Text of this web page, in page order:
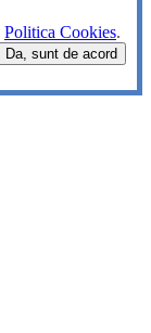
Politica Cookies.
Da, sunt de acord